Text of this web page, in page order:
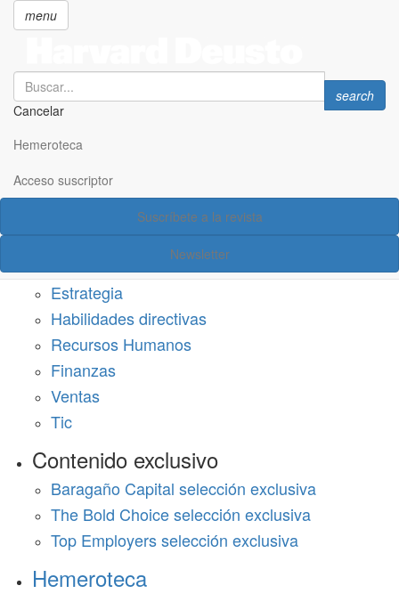
principal
menu
Search
Cancelar
Search
search
Hemeroteca
Acceso suscriptor
Suscríbete a la revista
Newsletter
Acceso suscriptor
Estrategia
Habilidades directivas
Recursos Humanos
Finanzas
Ventas
Tic
Contenido exclusivo
Baragaño Capital selección exclusiva
The Bold Choice selección exclusiva
Top Employers selección exclusiva
Hemeroteca